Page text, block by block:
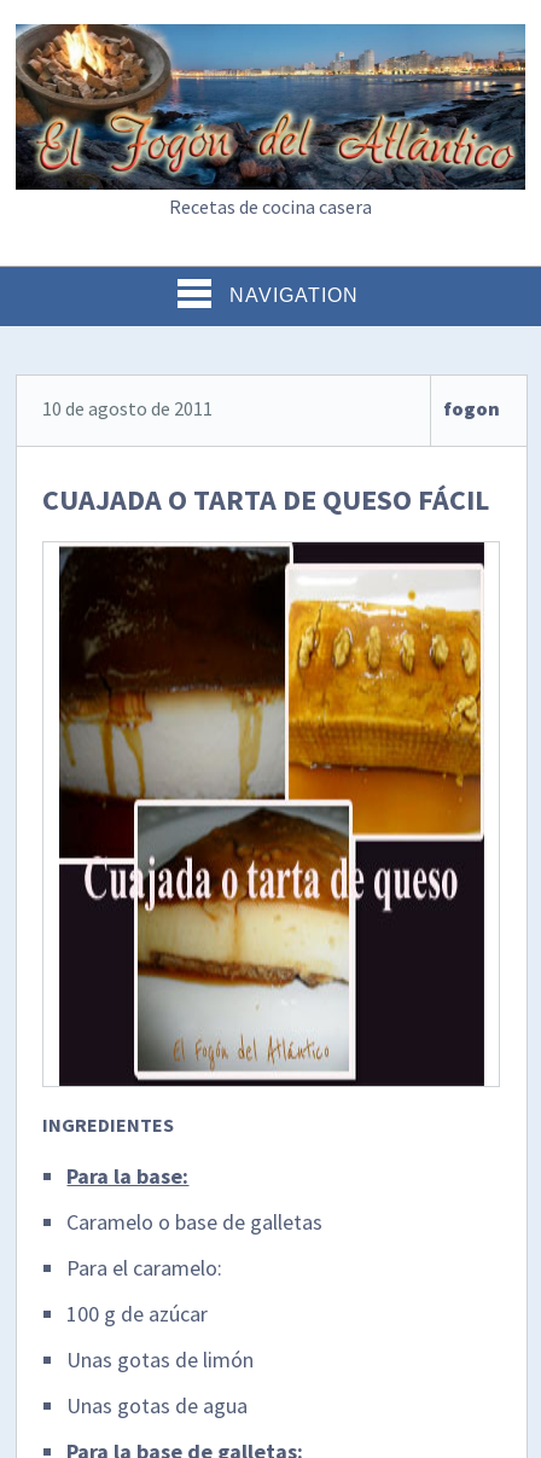
Recetas de cocina casera
NAVIGATION
10 de agosto de 2011 fogon
CUAJADA O TARTA DE QUESO FÁCIL
INGREDIENTES
Para la base:
Caramelo o base de galletas
Para el caramelo:
100 g de azúcar
Unas gotas de limón
Unas gotas de agua
Para la base de galletas: